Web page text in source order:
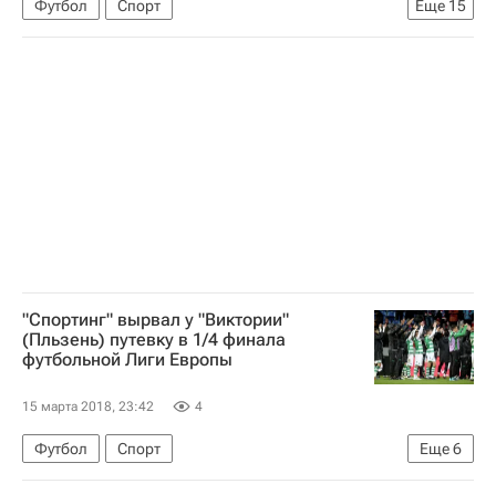
Еще 15
Футбол
Спорт
Лига Европы УЕФА 2026-2027
Зенит
"Спортинг" вырвал у "Виктории"
(Пльзень) путевку в 1/4 финала
футбольной Лиги Европы
15 марта 2018, 23:42 4
Еще6
Футбол
Спорт
Лига Европы УЕФА 2026-2027